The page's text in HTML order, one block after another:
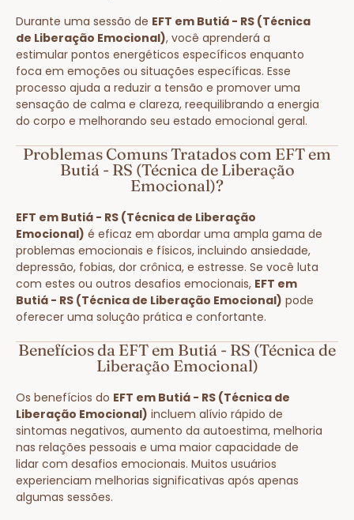
Durante uma sessão de EFT em Butiá - RS (Técnica
de Liberação Emocional), você aprenderá a
estimular pontos energéticos específicos enquanto
foca em emoções ou situações específicas. Esse
processo ajuda a reduzir a tensão e promover uma
sensação de calma e clareza, reequilibrando a energia
do corpo e melhorando seu estado emocional geral.
Problemas Comuns Tratados com EFT em
Butiá - RS (Técnica de Liberação
Emocional)?
EFT em Butiá - RS (Técnica de Liberação
Emocional) é eficaz em abordar uma ampla gama de
problemas emocionais e físicos, incluindo ansiedade,
depressão, fobias, dor crônica, e estresse. Se você luta
com estes ou outros desafios emocionais, EFT em
Butiá - RS (Técnica de Liberação Emocional) pode
oferecer uma solução prática e confortante.
Benefícios da EFT em Butiá - RS (Técnica de
Liberação Emocional)
Os benefícios do EFT em Butiá - RS (Técnica de
Liberação Emocional) incluem alívio rápido de
sintomas negativos, aumento da autoestima, melhoria
nas relações pessoais e uma maior capacidade de
lidar com desafios emocionais. Muitos usuários
experienciam melhorias significativas após apenas
algumas sessões.